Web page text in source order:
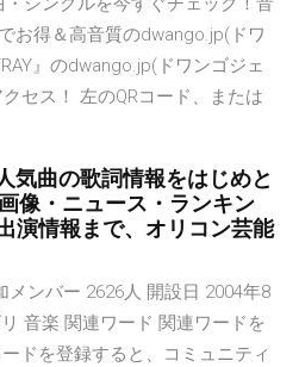
お得＆高音質のdwango.jp(ドワ
』のdwango.jp(ドワンゴジェ
セス！ 左のQRコード、または
気曲の歌詞情報をはじめと
像・ニュース・ランキン
演情報まで、オリコン芸能
ンバー 2626人 開設日 2004年8
音楽 関連ワード 関連ワードを
ドを登録すると、コミュニティ